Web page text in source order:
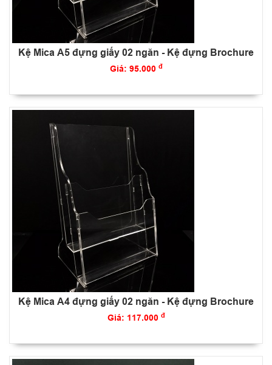
Kệ Mica A5 đựng giấy 02 ngăn - Kệ đựng Brochure
Giá: 95.000 đ
Kệ Mica A4 đựng giấy 02 ngăn - Kệ đựng Brochure
Giá: 117.000 đ